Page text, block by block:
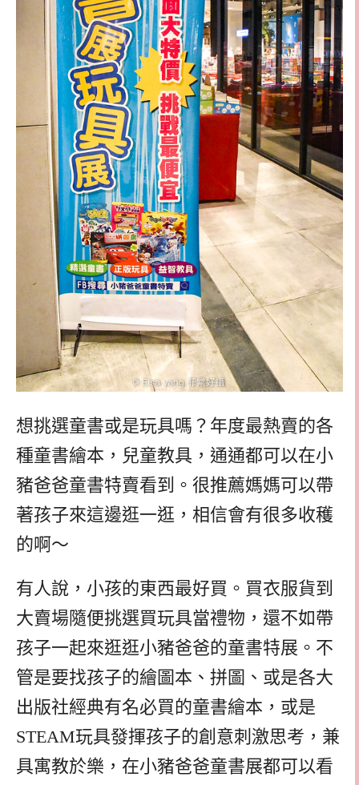
想挑選童書或是玩具嗎？年度最熱賣的各
種童書繪本，兒童教具，通通都可以在小
豬爸爸童書特賣看到。很推薦媽媽可以帶
著孩子來這邊逛一逛，相信會有很多收穫
的啊～
有人說，小孩的東西最好買。買衣服貨到
大賣場隨便挑選買玩具當禮物，還不如帶
孩子一起來逛逛小豬爸爸的童書特展。不
管是要找孩子的繪圖本、拼圖、或是各大
出版社經典有名必買的童書繪本，或是
STEAM玩具發揮孩子的創意刺激思考，兼
具寓教於樂，在小豬爸爸童書展都可以看